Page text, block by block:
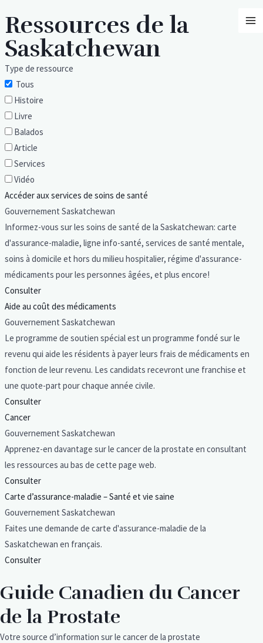
contenu
Ressources de la
Saskatchewan
Type de ressource
Tous
Histoire
Livre
Balados
Article
Services
Vidéo
Accéder aux services de soins de santé
Gouvernement Saskatchewan
Informez-vous sur les soins de santé de la Saskatchewan: carte
d'assurance-maladie, ligne info-santé, services de santé mentale,
soins à domicile et hors du milieu hospitalier, régime d'assurance-
médicaments pour les personnes âgées, et plus encore!
Consulter
Aide au coût des médicaments
Gouvernement Saskatchewan
Le programme de soutien spécial est un programme fondé sur le
revenu qui aide les résidents à payer leurs frais de médicaments en
fonction de leur revenu. Les candidats recevront une franchise et
une quote-part pour chaque année civile.
Consulter
Cancer
Gouvernement Saskatchewan
Apprenez-en davantage sur le cancer de la prostate en consultant
les ressources au bas de cette page web.
Consulter
Carte d’assurance-maladie – Santé et vie saine
Gouvernement Saskatchewan
Faites une demande de carte d'assurance-maladie de la
Saskatchewan en français.
Consulter
Guide Canadien du Cancer
de la Prostate
Votre source d’information sur le cancer de la prostate